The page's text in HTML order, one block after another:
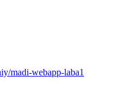
madi-webapp-laba1